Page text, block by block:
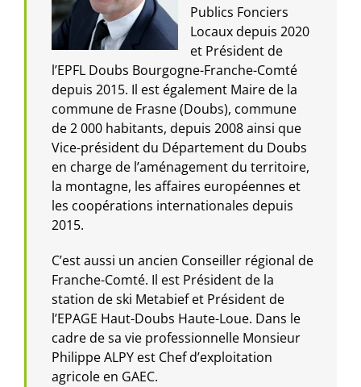
Publics Fonciers
Locaux depuis 2020
et Président de
l’EPFL Doubs Bourgogne-Franche-Comté
depuis 2015. Il est également Maire de la
commune de Frasne (Doubs), commune
de 2 000 habitants, depuis 2008 ainsi que
Vice-président du Département du Doubs
en charge de l’aménagement du territoire,
la montagne, les affaires européennes et
les coopérations internationales depuis
2015.
C’est aussi un ancien Conseiller régional de
Franche-Comté. Il est Président de la
station de ski Metabief et Président de
l’EPAGE Haut-Doubs Haute-Loue. Dans le
cadre de sa vie professionnelle Monsieur
Philippe ALPY est Chef d’exploitation
agricole en GAEC.